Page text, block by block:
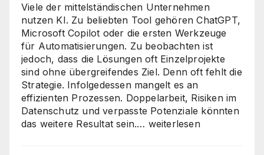
Viele der mittelständischen Unternehmen
nutzen KI. Zu beliebten Tool gehören ChatGPT,
Microsoft Copilot oder die ersten Werkzeuge
für Automatisierungen. Zu beobachten ist
jedoch, dass die Lösungen oft Einzelprojekte
sind ohne übergreifendes Ziel. Denn oft fehlt die
Strategie. Infolgedessen mangelt es an
effizienten Prozessen. Doppelarbeit, Risiken im
Datenschutz und verpasste Potenziale könnten
das weitere Resultat sein.… KI-
weiterlesen